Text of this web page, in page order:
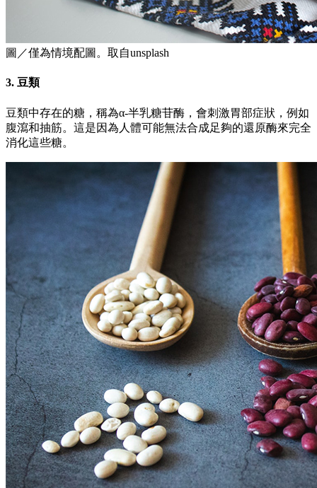
圖／僅為情境配圖。取自unsplash
3. 豆類
豆類中存在的糖，稱為α-半乳糖苷酶，會刺激胃部症狀，例如
腹瀉和抽筋。這是因為人體可能無法合成足夠的還原酶來完全
消化這些糖。